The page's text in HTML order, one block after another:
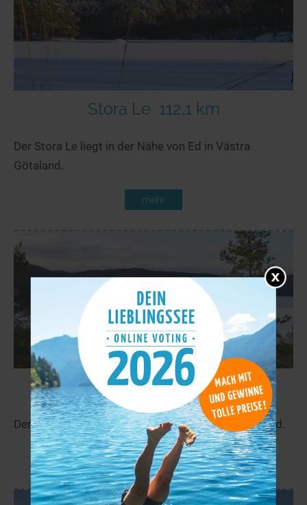
Stora Le 112,1 km
Der Stora Le liegt in der Nähe von Ed in Västra
Götaland.
mehr
Iddefjord 119,1 km
Der Iddefjord liegt in der Nähe von Halden in Ostfold.
mehr